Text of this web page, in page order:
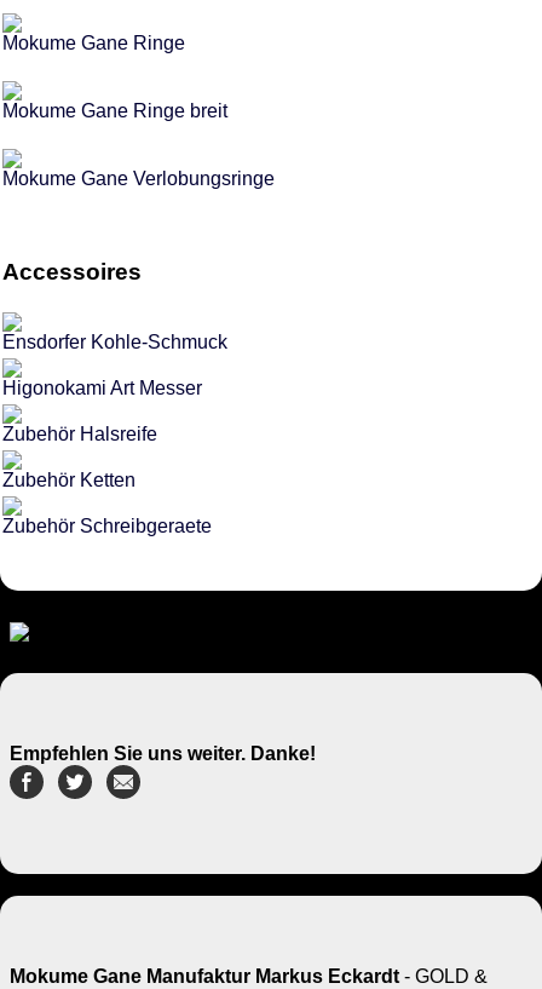
Mokume Gane Ringe
Mokume Gane Ringe breit
Mokume Gane Verlobungsringe
Accessoires
Ensdorfer Kohle-Schmuck
Higonokami Art Messer
Zubehör Halsreife
Zubehör Ketten
Zubehör Schreibgeraete
Empfehlen Sie uns weiter. Danke!
Mokume Gane Manufaktur Markus Eckardt - GOLD &